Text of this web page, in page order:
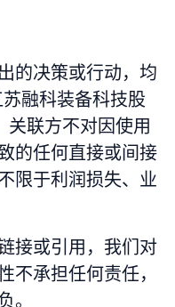
的决策或行动，均
融科装备科技股
联方不对因使用
的任何直接或间接
限于利润损失、业
接或引用，我们对
不承担任何责任，
。